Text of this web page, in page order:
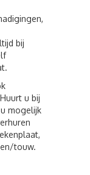
bij
u bij
mogelijk
touw.